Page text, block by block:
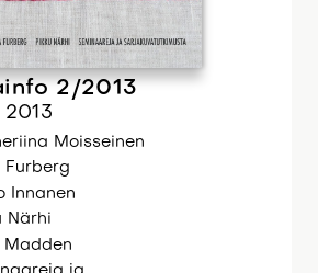
2/2013
Moisseinen
Furberg
Innanen
Närhi
Madden